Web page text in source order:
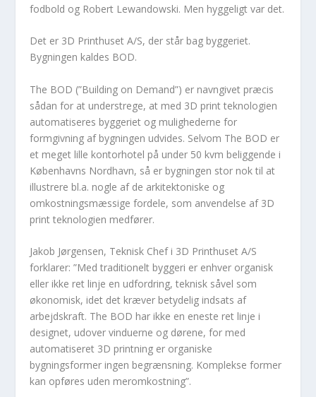
fodbold og Robert Lewandowski. Men hyggeligt var det.
Det er 3D Printhuset A/S, der står bag byggeriet.
Bygningen kaldes BOD.
The BOD (”Building on Demand”) er navngivet præcis
sådan for at understrege, at med 3D print teknologien
automatiseres byggeriet og mulighederne for
formgivning af bygningen udvides. Selvom The BOD er
et meget lille kontorhotel på under 50 kvm beliggende i
Københavns Nordhavn, så er bygningen stor nok til at
illustrere bl.a. nogle af de arkitektoniske og
omkostningsmæssige fordele, som anvendelse af 3D
print teknologien medfører.
Jakob Jørgensen, Teknisk Chef i 3D Printhuset A/S
forklarer: ”Med traditionelt byggeri er enhver organisk
eller ikke ret linje en udfordring, teknisk såvel som
økonomisk, idet det kræver betydelig indsats af
arbejdskraft. The BOD har ikke en eneste ret linje i
designet, udover vinduerne og dørene, for med
automatiseret 3D printning er organiske
bygningsformer ingen begrænsning. Komplekse former
kan opføres uden meromkostning”.